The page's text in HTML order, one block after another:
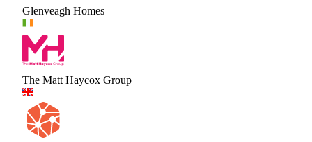
Glenveagh Homes
The Matt Haycox Group